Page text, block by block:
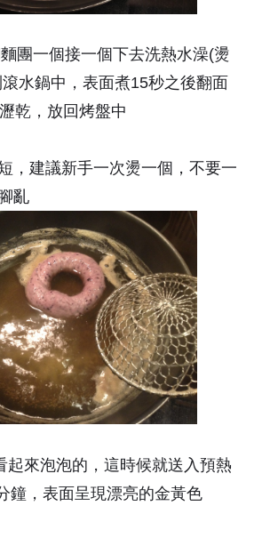
團一個接一個下去洗熱水澡(燙
水鍋中，表面煮15秒之後翻面
乾，放回烤盤中
，建議新手一次燙一個，不要一
亂
起來泡泡的，這時候就送入預熱
鐘，表面呈現漂亮的金黃色